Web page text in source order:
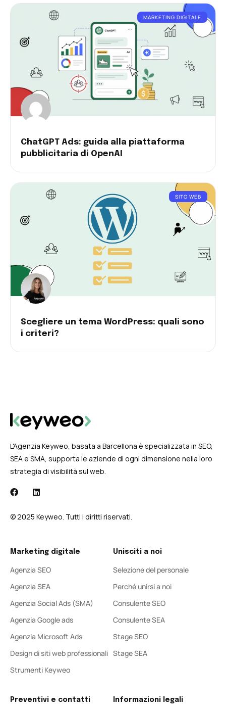
MARKETING DIGITALE
ChatGPT Ads: guida alla piattaforma
pubblicitaria di OpenAI
SITO WEB
Scegliere un tema WordPress: quali sono
i criteri?
L'Agenzia Keyweo, basata a Barcellona è specializzata in SEO,
SEA e SMA, supporta le aziende di ogni dimensione nella loro
strategia di visibilità sul web.
© 2025 Keyweo. Tutti i diritti riservati.
Marketing digitale
Agenzia SEO
Agenzia SEA
Agenzia Social Ads (SMA)
Agenzia Google ads
Agenzia Microsoft Ads
Design di siti web professionali
Strumenti Keyweo
Unisciti a noi
Selezione del personale
Perché unirsi a noi
Consulente SEO
Consulente SEA
Stage SEO
Stage SEA
Preventivi e contatti Informazioni legali